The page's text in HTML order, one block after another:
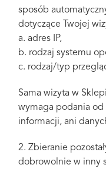
sposób
dotyczące Twojej
a. adres IP,
b. rodzaj systemu
c. rodzaj/typ
Sama wizyta w
wymaga podania
informacji, ani
2. Zbieranie
dobrowolnie w inny